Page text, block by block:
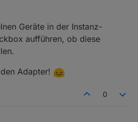
Geräte in der Instanz-
aufführen, ob diese
Adapter!
0